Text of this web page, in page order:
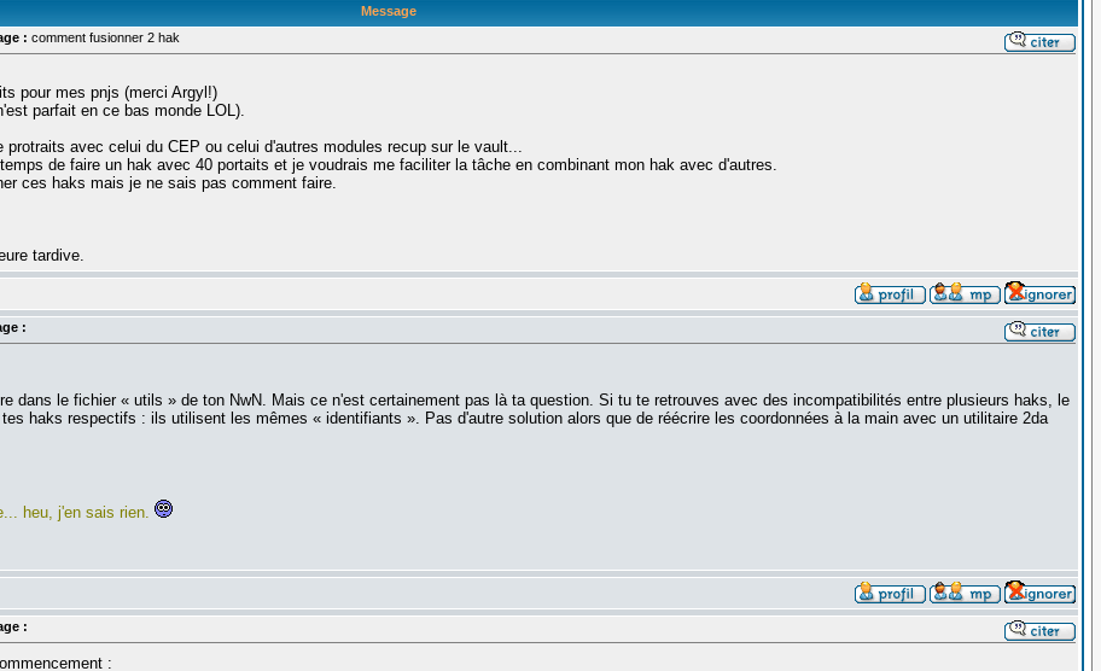
Message
: comment fusionner 2 hak
pour mes pnjs (merci Argyl!)
parfait en ce bas monde LOL).
avec celui du CEP ou celui d'autres modules recup sur le vault...
de faire un hak avec 40 portaits et je voudrais me faciliter la tâche en combinant mon hak avec d'autres.
ces haks mais je ne sais pas comment faire.
tardive.
:
dans le fichier « utils » de ton NwN. Mais ce n'est certainement pas là ta question. Si tu te retrouves avec des incompatibilités entre plusieurs haks, le
haks respectifs : ils utilisent les mêmes « identifiants ». Pas d'autre solution alors que de réécrire les coordonnées à la main avec un utilitaire 2da
heu, j'en sais rien.
:
: